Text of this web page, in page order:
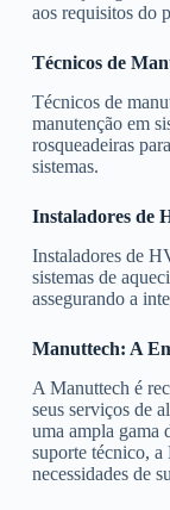
aos requisitos do
Técnicos de
Técnicos de
manutenção em
rosqueadeiras
sistemas.
Instaladores de
Instaladores de
sistemas de
assegurando a
Manuttech: A
A Manuttech é
seus serviços de
uma ampla gama
suporte técnico, a
necessidades de